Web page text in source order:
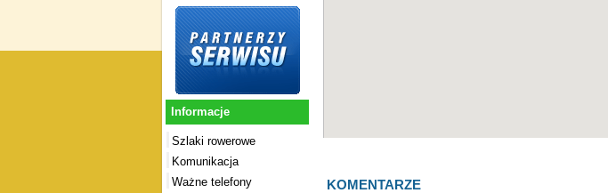
Informacje
Szlaki rowerowe
Komunikacja
Ważne telefony
KOMENTARZE